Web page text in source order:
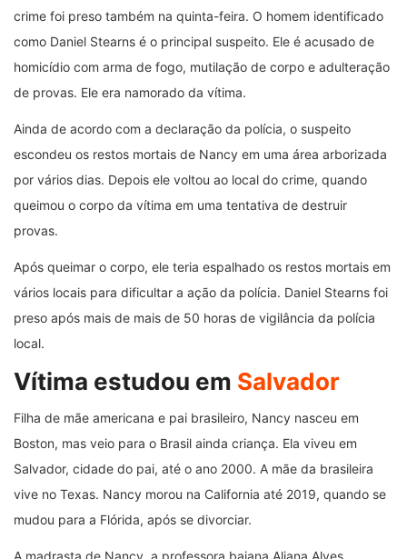
crime foi preso também na quinta-feira. O homem identificado
como Daniel Stearns é o principal suspeito. Ele é acusado de
homicídio com arma de fogo, mutilação de corpo e adulteração
de provas. Ele era namorado da vítima.
Ainda de acordo com a declaração da polícia, o suspeito
escondeu os restos mortais de Nancy em uma área arborizada
por vários dias. Depois ele voltou ao local do crime, quando
queimou o corpo da vítima em uma tentativa de destruir
provas.
Após queimar o corpo, ele teria espalhado os restos mortais em
vários locais para dificultar a ação da polícia. Daniel Stearns foi
preso após mais de mais de 50 horas de vigilância da polícia
local.
Vítima estudou em Salvador
Filha de mãe americana e pai brasileiro, Nancy nasceu em
Boston, mas veio para o Brasil ainda criança. Ela viveu em
Salvador, cidade do pai, até o ano 2000. A mãe da brasileira
vive no Texas. Nancy morou na California até 2019, quando se
mudou para a Flórida, após se divorciar.